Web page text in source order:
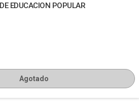
EDUCACION POPULAR
Agotado